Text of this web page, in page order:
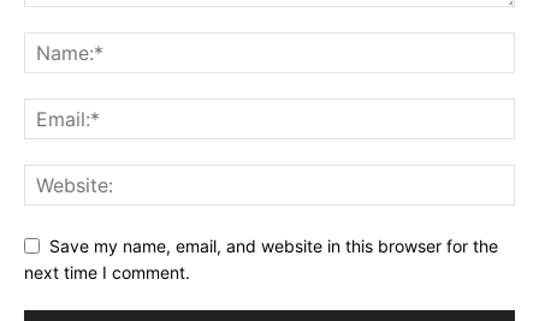
Save my name, email, and website in this browser for the
next time I comment.